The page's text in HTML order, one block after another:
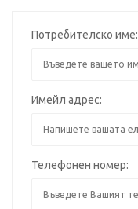
Потребителско име:
Имейл адрес:
Телефонен номер: